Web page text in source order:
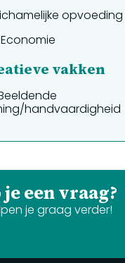
opvoeding
Economie
vakken
handvaardigheid
je een vraag?
je graag verder!